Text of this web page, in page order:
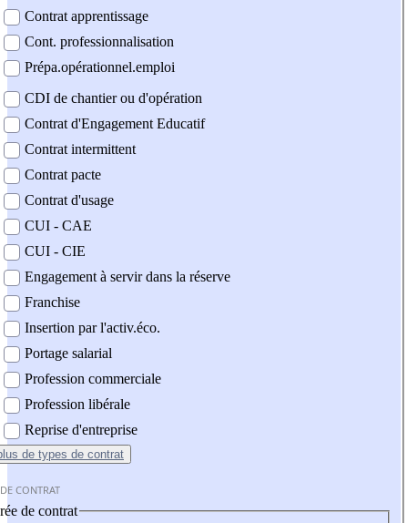
Contrat apprentissage
Cont. professionnalisation
Prépa.opérationnel.emploi
CDI de chantier ou d'opération
Contrat d'Engagement Educatif
Contrat intermittent
Contrat pacte
Contrat d'usage
CUI - CAE
CUI - CIE
Engagement à servir dans la réserve
Franchise
Insertion par l'activ.éco.
Portage salarial
Profession commerciale
Profession libérale
Reprise d'entreprise
de types de contrat
CONTRAT
de contrat